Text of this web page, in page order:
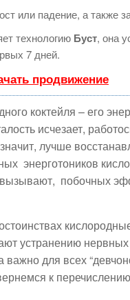
или падение, а также
технологию Буст, она
7 дней.
продвижение
коктейля – его
исчезает,
лучше
энерготоников
побочных
устранению
важно для всех
к